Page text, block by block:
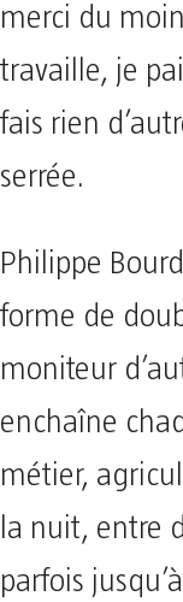
merci du
travaille, je
fais rien
serrée.
Philippe
forme de
moniteur
enchaîne
métier,
la nuit, entre
parfois